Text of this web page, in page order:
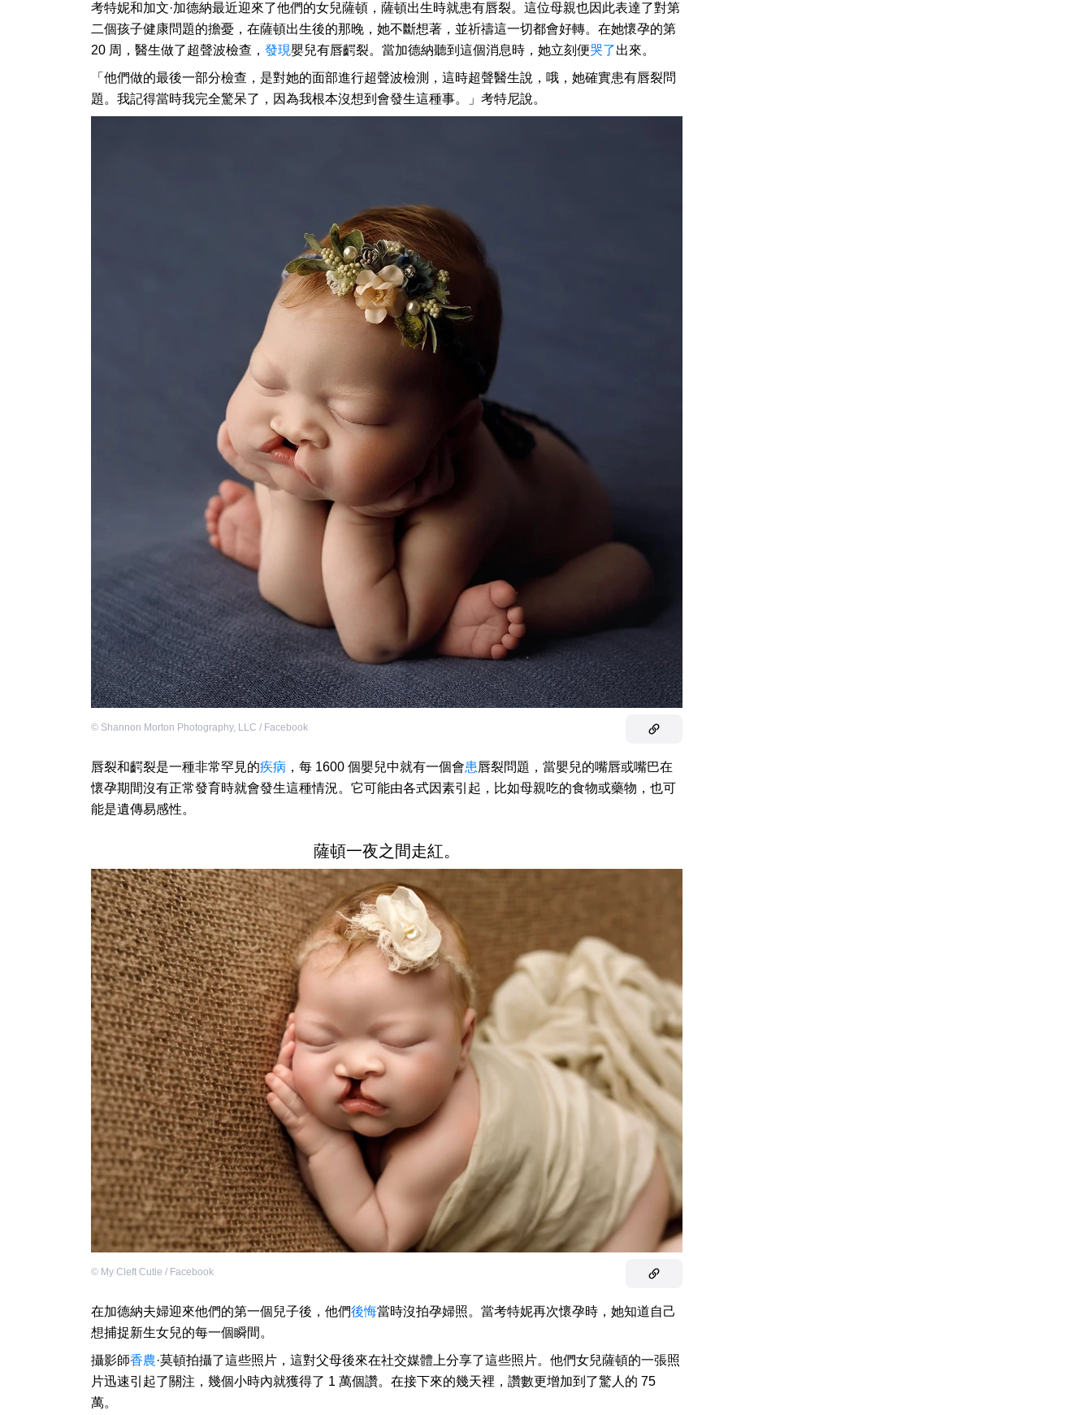
考特妮和加文·加德納最近迎來了他們的女兒薩頓，薩頓出生時就患有唇裂。這位母親也因此表達了對第
二個孩子健康問題的擔憂，在薩頓出生後的那晚，她不斷想著，並祈禱這一切都會好轉。在她懷孕的第
20 周，醫生做了超聲波檢查， 發現嬰兒有唇齶裂。當加德納聽到這個消息時，她立刻便哭了出來。
「他們做的最後一部分檢查，是對她的面部進行超聲波檢測，這時超聲醫生說，哦，她確實患有唇裂問
題。我記得當時我完全驚呆了，因為我根本沒想到會發生這種事。」考特尼說。
© Shannon Morton Photography, LLC / Facebook
唇裂和齶裂是一種非常罕見的疾病 ，每 1600 個嬰兒中就有一個會患 唇裂問題，當嬰兒的嘴唇或嘴巴在
懷孕期間沒有正常發育時就會發生這種情況。它可能由各式因素引起，比如母親吃的食物或藥物，也可
能是遺傳易感性。
薩頓一夜之間走紅。
© My Cleft Cutie / Facebook
在加德納夫婦迎來他們的第一個兒子後，他們後悔當時沒拍孕婦照。當考特妮再次懷孕時，她知道自己
想捕捉新生女兒的每一個瞬間。
攝影師香農·莫頓拍攝了這些照片，這對父母後來在社交媒體上分享了這些照片。他們女兒薩頓的一張照
片迅速引起了關注，幾個小時內就獲得了 1 萬個讚。在接下來的幾天裡，讚數更增加到了驚人的 75
萬。